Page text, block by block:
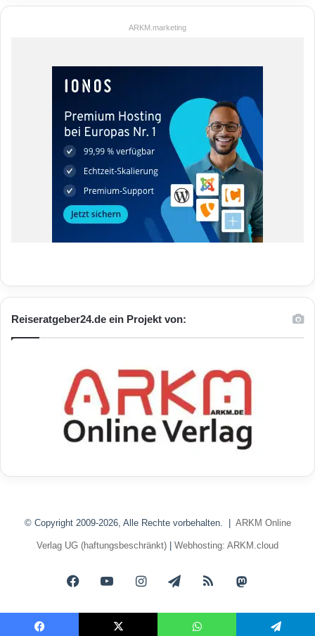
ARKM.marketing
Reiseratgeber24.de ein Projekt von:
© Copyright 2009-2026, Alle Rechte vorbehalten. | ARKM Online
Verlag UG (haftungsbeschränkt) | Webhosting: ARKM.cloud
FacebookYouTubeInstagramTelegramRSS